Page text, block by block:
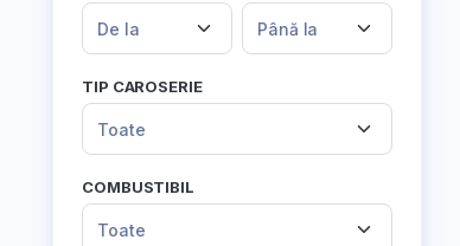
De la Până la
TIP CAROSERIE
Toate
COMBUSTIBIL
Toate